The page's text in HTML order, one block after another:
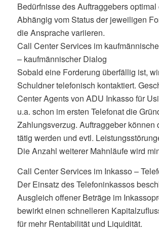
Bedürfnisse des Auftraggebers
Abhängig vom Status der jeweiligen
die Ansprache variieren.
Call Center Services im
– kaufmännischer Dialog
Sobald eine Forderung überfällig ist,
Schuldner telefonisch kontaktiert.
Center Agents von ADU Inkasso für
u.a. schon im ersten Telefonat die
Zahlungsverzug. Auftraggeber können
tätig werden und evtl.
Die Anzahl weiterer Mahnläufe wird
Call Center Services im Inkasso –
Der Einsatz des Telefoninkassos
Ausgleich offener Beträge im
bewirkt einen schnelleren
für mehr Rentabilität und Liquidität.